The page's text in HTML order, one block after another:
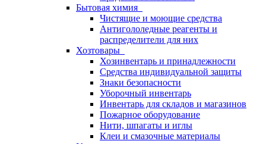
Бытовая химия
Чистящие и моющие средства
Антигололедные реагенты и
распределители для них
Хозтовары
Хозинвентарь и принадлежности
Средства индивидуальной защиты
Знаки безопасности
Уборочный инвентарь
Инвентарь для складов и магазинов
Пожарное оборудование
Нити, шпагаты и иглы
Клеи и смазочные материалы